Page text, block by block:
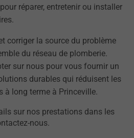
réparer, entretenir ou installer
corriger la source du problème
du réseau de plomberie.
sur nous pour vous fournir un
durables qui réduisent les
à long terme à Princeville.
sur nos prestations dans les
nous.